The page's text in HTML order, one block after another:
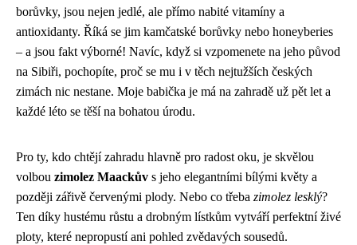
borůvky, jsou nejen jedlé, ale přímo nabité vitamíny a
antioxidanty. Říká se jim kamčatské borůvky nebo honeyberies
– a jsou fakt výborné! Navíc, když si vzpomenete na jeho původ
na Sibiři, pochopíte, proč se mu i v těch nejtužších českých
zimách nic nestane. Moje babička je má na zahradě už pět let a
každé léto se těší na bohatou úrodu.
Pro ty, kdo chtějí zahradu hlavně pro radost oku, je skvělou
volbou zimolez Maackův s jeho elegantními bílými květy a
později zářivě červenými plody. Nebo co třeba zimolez lesklý?
Ten díky hustému růstu a drobným lístkům vytváří perfektní živé
ploty, které nepropustí ani pohled zvědavých sousedů.